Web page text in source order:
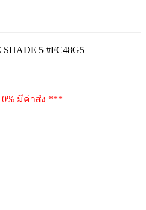
5 #FC48G5
มีค่าส่ง ***